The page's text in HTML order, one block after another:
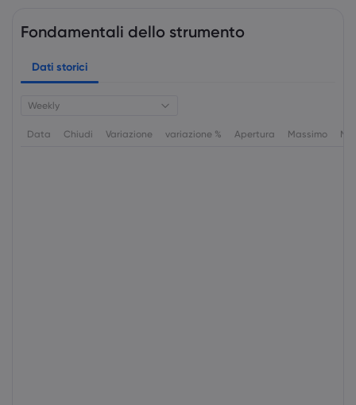
Fondamentali dello strumento
Dati storici
Weekly
Data Chiudi Variazione variazione % Apertura Massimo